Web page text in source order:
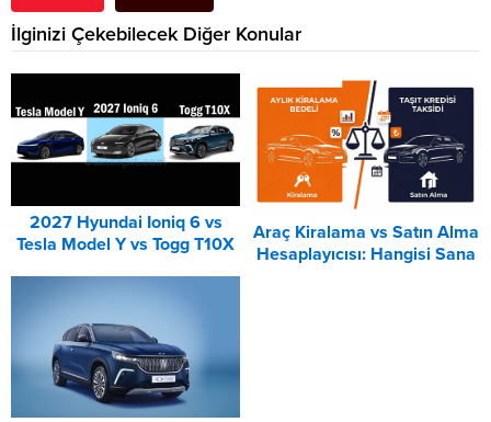
İlginizi Çekebilecek Diğer Konular
2027 Hyundai Ioniq 6 vs
Tesla Model Y vs Togg T10X
Araç Kiralama vs Satın Alma
Hesaplayıcısı: Hangisi Sana